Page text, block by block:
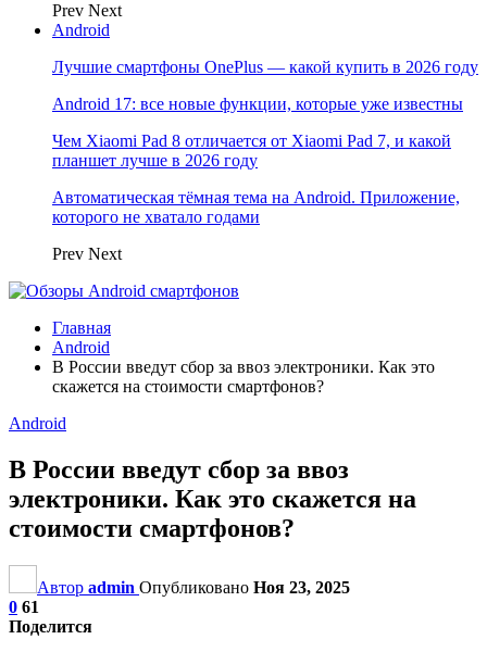
Prev Next
Android
Лучшие смартфоны OnePlus — какой купить в 2026 году
Android 17: все новые функции, которые уже известны
Чем Xiaomi Pad 8 отличается от Xiaomi Pad 7, и какой
планшет лучше в 2026 году
Автоматическая тёмная тема на Android. Приложение,
которого не хватало годами
Prev Next
Главная
Android
В России введут сбор за ввоз электроники. Как это
скажется на стоимости смартфонов?
Android
В России введут сбор за ввоз
электроники. Как это скажется на
стоимости смартфонов?
Автор admin Опубликовано Ноя 23, 2025
0 61
Поделится